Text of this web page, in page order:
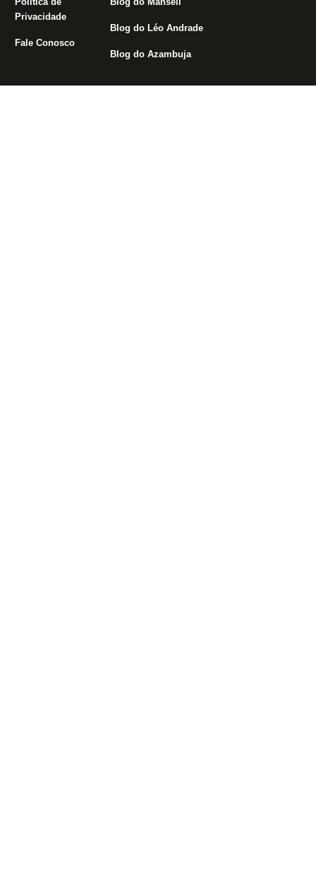
Privacidade
Fale Conosco
Blog do Léo Andrade
Blog do Azambuja